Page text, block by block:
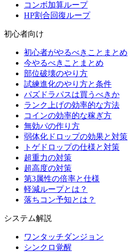
コンボ加算ループ
HP割合回復ループ
初心者向け
初心者がやるべきことまとめ
今やるべきことまとめ
部位破壊のやり方
試練進化のやり方と条件
パズドラパスは買うべきか
ランク上げの効率的な方法
コインの効率的な稼ぎ方
無効パの作り方
弱体化ドロップの効果と対策
トゲドロップの仕様と対策
超重力の対策
超高度の対策
第3属性の倍率と仕様
軽減ループとは？
落ちコン予知とは？
システム解説
ワンタッチダンジョン
シンクロ覚醒